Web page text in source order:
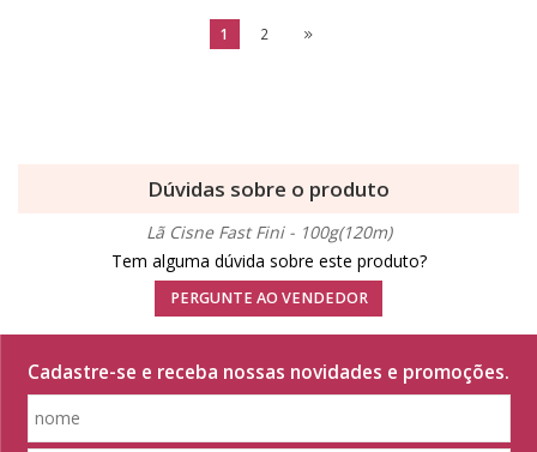
1 2
Dúvidas sobre o produto
Lã Cisne Fast Fini - 100g(120m)
Tem alguma dúvida sobre este produto?
PERGUNTE AO VENDEDOR
Cadastre-se e receba nossas novidades e promoções.